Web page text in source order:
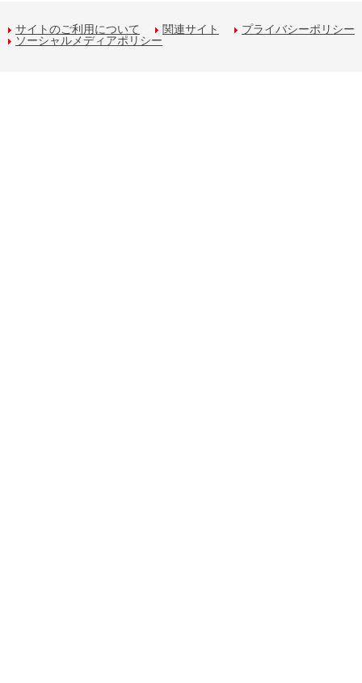
サイトのご利用について 関連サイト
プライバシーポリシー
ソーシャルメディアポリシー